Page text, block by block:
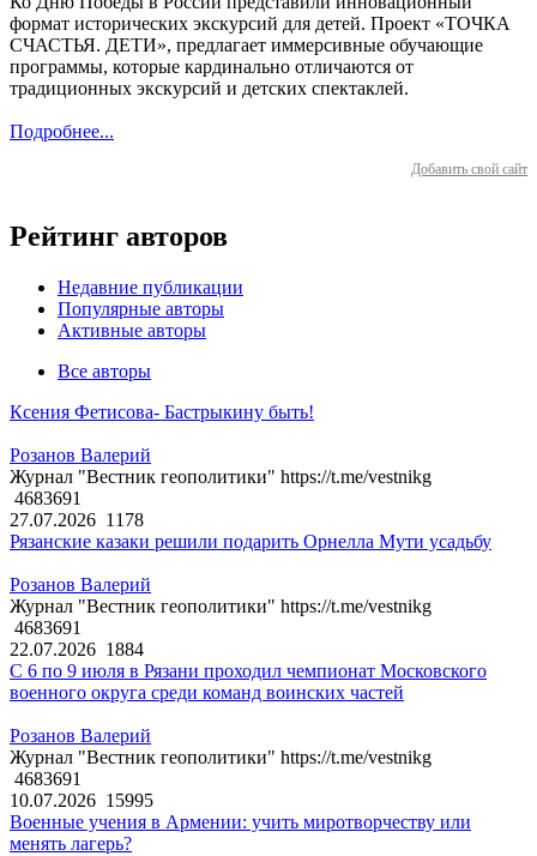
формат исторических экскурсий для детей. Проект «ТОЧКА
СЧАСТЬЯ. ДЕТИ», предлагает иммерсивные обучающие
программы, которые кардинально отличаются от
традиционных экскурсий и детских спектаклей.
Подробнее...
Добавить свой сайт
Рейтинг авторов
Недавние публикации
Популярные авторы
Активные авторы
Все авторы
Ксения Фетисова- Бастрыкину быть!
Розанов Валерий
Журнал "Вестник геополитики" https://t.me/vestnikg
4683691
27.07.2026 1178
Рязанские казаки решили подарить Орнелла Мути усадьбу
Розанов Валерий
Журнал "Вестник геополитики" https://t.me/vestnikg
4683691
22.07.2026 1884
С 6 по 9 июля в Рязани проходил чемпионат Московского
военного округа среди команд воинских частей
Розанов Валерий
Журнал "Вестник геополитики" https://t.me/vestnikg
4683691
10.07.2026 15995
Военные учения в Армении: учить миротворчеству или
менять лагерь?